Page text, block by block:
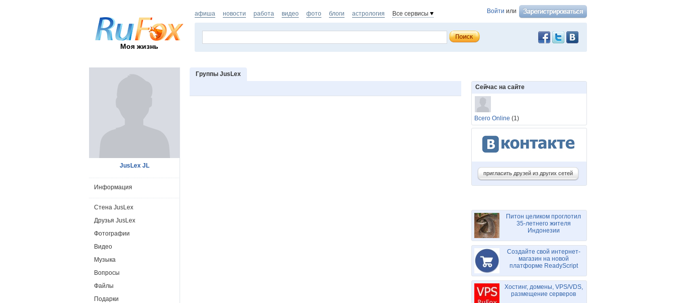
Моя жизнь
Войти или
афиша новости работа видео фото блоги астрология Все сервисы
Группы JusLex
JusLex JL
Информация
Стена JusLex
Друзья JusLex
Фотографии
Видео
Музыка
Вопросы
Файлы
Подарки
Сейчас на сайте
Всего Online (1)
пригласить друзей из других сетей
Питон целиком проглотил
35-летнего жителя
Индонезии
Создайте свой интернет-
магазин на новой
платформе ReadyScript
Хостинг, домены, VPS/VDS,
размещение серверов